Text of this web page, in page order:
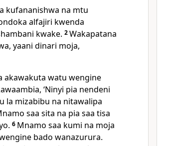
kufananishwa na mtu
alfajiri kwenda
kwake. 2Wakapatana
yaani dinari moja,
akawakuta watu wengine
‘Ninyi pia nendeni
la mizabibu na nitawalipa
saa sita na pia saa tisa
6 Mnamo saa kumi na moja
bado wanazurura.